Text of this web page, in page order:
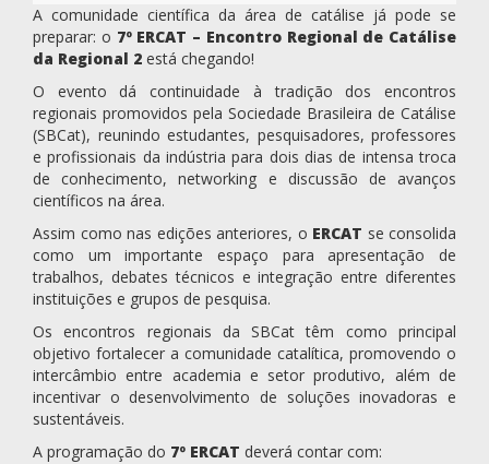
A comunidade científica da área de catálise já pode se
preparar: o 7º ERCAT – Encontro Regional de Catálise
da Regional 2 está chegando!
O evento dá continuidade à tradição dos encontros
regionais promovidos pela Sociedade Brasileira de Catálise
(SBCat), reunindo estudantes, pesquisadores, professores
e profissionais da indústria para dois dias de intensa troca
de conhecimento, networking e discussão de avanços
científicos na área.
Assim como nas edições anteriores, o ERCAT se consolida
como um importante espaço para apresentação de
trabalhos, debates técnicos e integração entre diferentes
instituições e grupos de pesquisa.
Os encontros regionais da SBCat têm como principal
objetivo fortalecer a comunidade catalítica, promovendo o
intercâmbio entre academia e setor produtivo, além de
incentivar o desenvolvimento de soluções inovadoras e
sustentáveis.
A programação do 7º ERCAT deverá contar com: